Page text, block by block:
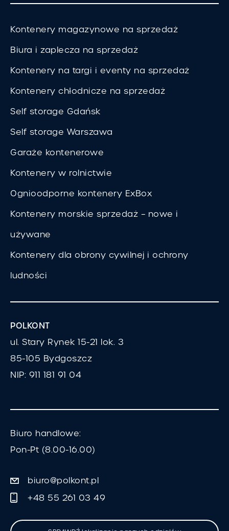
Kontenery magazynowe na sprzedaż
Biura i zaplecza na sprzedaż
Kontenery na targi i eventy na sprzedaż
Kontenery chłodnicze na sprzedaż
Self storage Gdańsk
Self storage Warszawa
Garaże kontenerowe
Kontenery w rolnictwie
Ognioodporne kontenery ExBox
Kontenery morskie sprzedaż – nowe i
używane
Kontenery dla obrony cywilnej i ochrony
ludności
POLKONT
ul. Stary Rynek 15-21 lok. 3
85-105 Bydgoszcz
NIP: 911 181 91 04
Biuro handlowe:
Pon-Pt (8.00-16.00)
biuro@polkont.pl
+48 55 261 03 49